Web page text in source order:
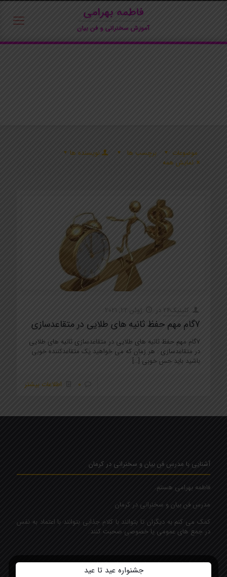
موضوعات برچسب ها
نویسنده ها
نمایش همه
کلینیک24 در ژوئن 22, 2021
7گام مهم حفظ ثانیه های طلایی در متقاعدسازی
7گام مهم حفظ ثانیه های طلایی در متقاعدسازی ثانیه های طلایی
در متقاعدسازی : هر زمان که می خواهید یک متقاعدکننده خوبی
باشید باید حس خوبی […]
0 اطلاعات بیشتر
آشنایی با مدرس فن بیان و سخنرانی در کرمان
فاطمه بهرامی هستم.
مدرس فن بیان و سخنرانی در کرمان
کمک می کنم به دیگران تا بتوانند با کلام جذابی بتوانند با اعتماد به نفس
در جمع های عمومی یا خصوصی صحبت کنند.
تماس با ما مدرس فن بیان و سخنرانی کرمان
جشنواره عید تا عید